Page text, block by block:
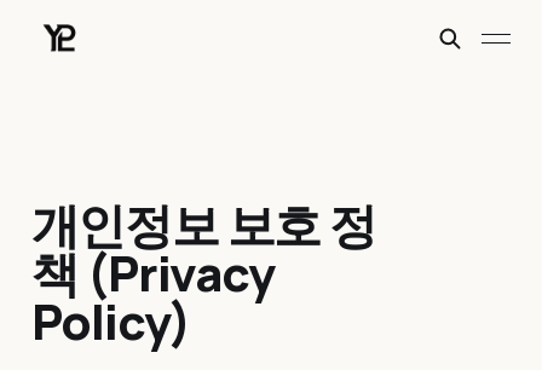
개인정보 보호 정
책 (Privacy
Policy)